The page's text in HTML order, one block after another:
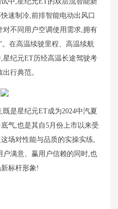
速制冷,前排智能电动出风口
不同用户空调使用需求,拥有
在高温续驶里程、高温续航
纪元ET历经高温长途驾驶考
行典范。
是星纪元ET成为2024中汽夏
气,也是其自5月份上市以来受
场对性能与品质的实操实练,
满意、赢用户信赖的同时,也
标杆形象!